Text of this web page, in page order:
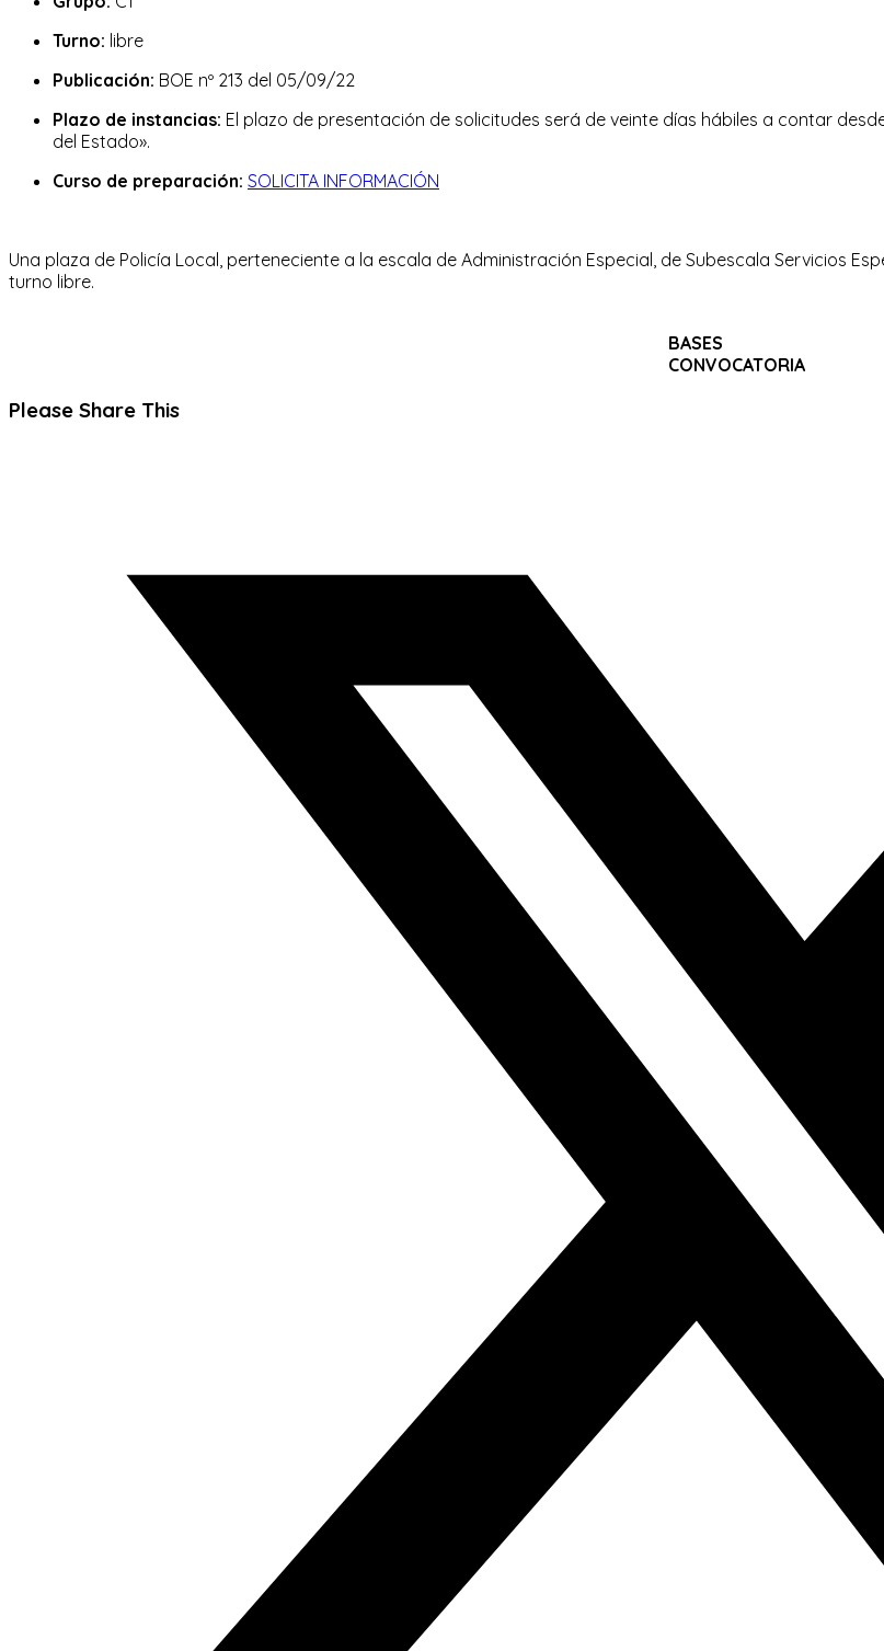
Turno: libre
Publicación: BOE nº 213 del 05/09/22
Plazo de instancias: El plazo de presentación de solicitudes será de veinte días hábiles a contar
del Estado».
Curso de preparación: SOLICITA INFORMACIÓN
Una plaza de Policía Local, perteneciente a la escala de Administración Especial, de Subescala Servicios
turno libre.
BASES
CONVOCATORIA
Please Share ThisCompartir